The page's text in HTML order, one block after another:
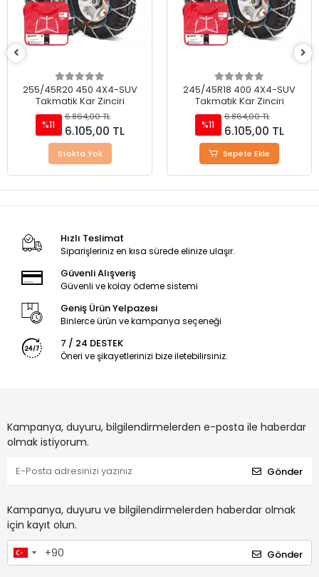
255/45R20 450 4X4-SUV
Takmatik Kar Zinciri
%11
6.864,00 TL
6.105,00 TL
Stokta Yok
245/45R18 400 4X4-SUV
Takmatik Kar Zinciri
%11
6.864,00 TL
6.105,00 TL
Sepete Ekle
Hızlı Teslimat
Siparişleriniz en kısa sürede elinize ulaşır.
Güvenli Alışveriş
Güvenli ve kolay ödeme sistemi
Geniş Ürün Yelpazesi
Binlerce ürün ve kampanya seçeneği
7 / 24 DESTEK
Öneri ve şikayetlerinizi bize iletebilirsiniz.
Kampanya, duyuru, bilgilendirmelerden e-posta ile haberdar
olmak istiyorum.
Gönder
Kampanya, duyuru ve bilgilendirmelerden haberdar olmak
için kayıt olun.
Gönder